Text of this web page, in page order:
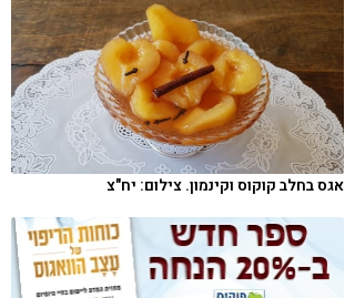
רגישות לגלוטן
טעים להכיר
קורונה
טבעונות
אגס בחלב קוקוס וקינמון. צילום: יח"צ